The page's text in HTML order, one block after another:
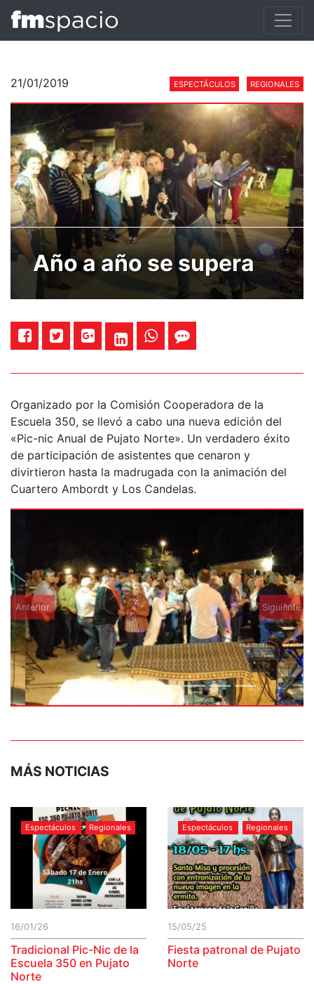
21/01/2019 ESPECTÁCULOS REGIONALES
Año a año se supera
Organizado por la Comisión Cooperadora de la
Escuela 350, se llevó a cabo una nueva edición del
«Pic-nic Anual de Pujato Norte». Un verdadero éxito
de participación de asistentes que cenaron y
divirtieron hasta la madrugada con la animación del
Cuartero Ambordt y Los Candelas.
Anterior Siguiente
MÁS NOTICIAS
Espectáculos Regionales
16/01/26
Tradicional Pic-Nic de la
Escuela 350 en Pujato
Norte
Espectáculos Regionales
15/05/25
Fiesta patronal de Pujato
Norte